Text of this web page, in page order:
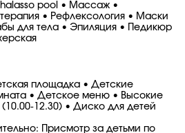
pool • Массаж •
• Рефлексология • Маски
для тела • Эпиляция • Педикюр
площадка • Детские
• Детское меню • Высокие
12.30) • Диско для детей
Присмотр за детьми по